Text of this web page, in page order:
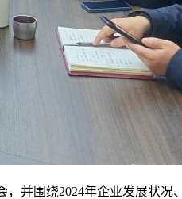
并围绕2024年企业发展状况